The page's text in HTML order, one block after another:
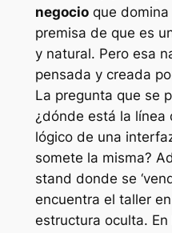
negocioque domina
premisa de que es
y natural. Pero esa
pensada y creada
La pregunta que se
¿dónde está la línea
lógico de una
somete la misma?
stand donde se
encuentra el taller
estructura oculta.